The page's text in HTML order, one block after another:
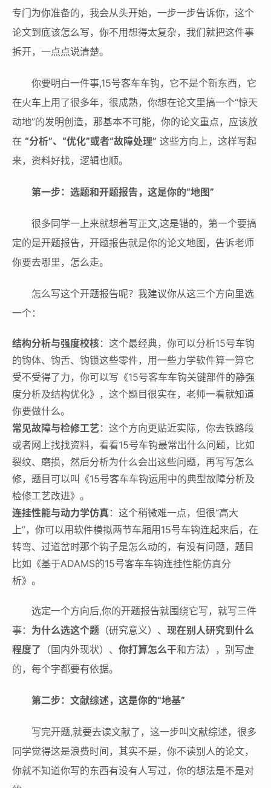
专门为你准备的，我会从头开始，一步一步告诉你，这个
论文到底该怎么写，你不用想得太复杂，我们就把这件事
拆开，一点点说清楚。
你要明白一件事,15号客车车钩，它不是个新东西，它
在火车上用了很多年，很成熟，你想在论文里搞一个“惊天
动地”的发明创造，那基本不可能，你的论文重点，应该放
在 “分析”、“优化”或者“故障处理” 这些方向上，这样写起
来，资料好找，逻辑也顺。
第一步：选题和开题报告，这是你的“地图”
很多同学一上来就想着写正文,这是错的，第一个要搞
定的是开题报告，开题报告就是你的论文地图，告诉老师
你要去哪里，怎么走。
怎么写这个开题报告呢？我建议你从这三个方向里选
一个：
结构分析与强度校核：这个最经典，你可以分析15号车钩
的钩体、钩舌、钩锁这些零件，用一些力学软件算一算它
受不受得了力，你可以写《15号客车车钩关键部件的静强
度分析及结构优化》，这个题目很实在，老师一看就知道
你要做什么。
常见故障与检修工艺：这个方向更贴近实际，你去铁路段
或者网上找找资料，看看15号车钩最常出什么问题，比如
裂纹、磨损，然后分析为什么会出这些问题，再写写怎么
修，题目可以叫《15号客车车钩运用中的典型故障分析及
检修工艺改进》。
连挂性能与动力学仿真：这个稍微难一点，但很“高大
上”，你可以用软件模拟两节车厢用15号车钩连起来后，在
转弯、过道岔时那个钩子是怎么动的，有没有问题，题目
比如《基于ADAMS的15号客车车钩连挂性能仿真分
析》。
选定一个方向后,你的开题报告就围绕它写，就写三件
事： 为什么选这个题 （研究意义）、 现在别人研究到什么
程度了 （国内外现状）、 你打算怎么干和方法），别写虚
的，每个字都要有依据。
第二步：文献综述，这是你的“地基”
写完开题,就要去读文献了，这一步叫文献综述，很多
同学觉得这是浪费时间，其实不是，你不读别人的论文，
你就不知道你写的东西有没有人写过，你的想法是不是对